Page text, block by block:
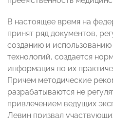
В настоящее время на
принят ряд документов,
созданию и
технологий, создается
информация по их
Причем методические
разрабатываются не
привлечением ведущих
Левин призвал